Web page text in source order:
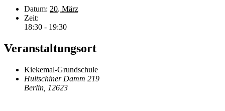
Datum: 20. März
Zeit:
18:30 - 19:30
Veranstaltungsort
Kiekemal-Grundschule
Hultschiner Damm 219
Berlin 12623